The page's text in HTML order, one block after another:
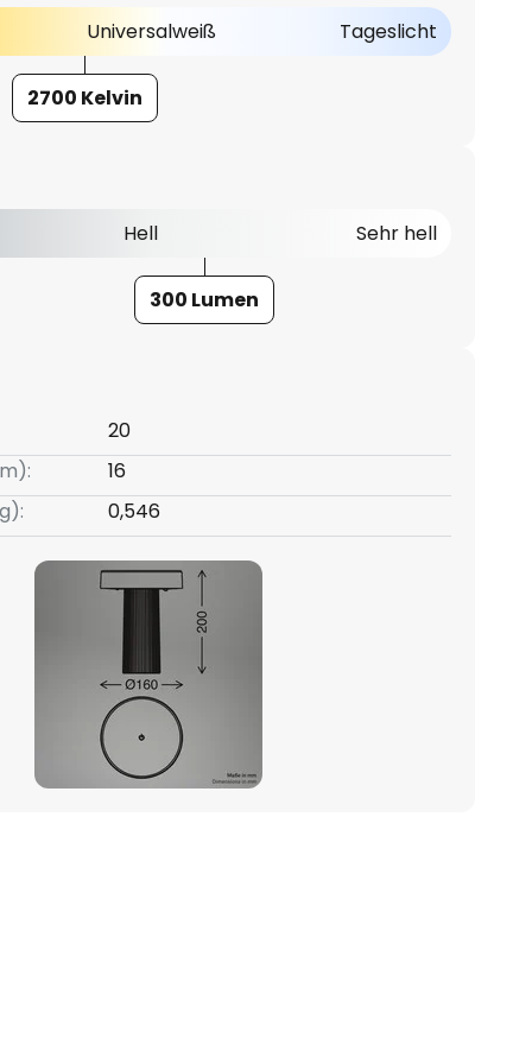
Universalweiß Tageslicht
2700 Kelvin
Hell Sehr hell
300 Lumen
20
16
0,546